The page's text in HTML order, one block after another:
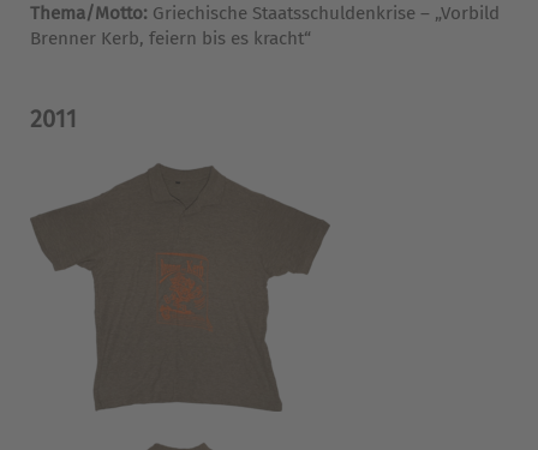
Thema/Motto: Griechische Staatsschuldenkrise – „Vorbild
Brenner Kerb, feiern bis es kracht“
2011